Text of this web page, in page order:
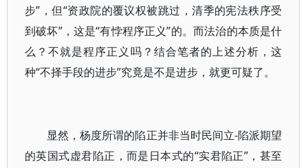
步”，但“资政院的覆议权被跳过，清季的宪法秩序受
到破坏”，这是“有悖程序正义”的。而法治的本质是什
么？不就是程序正义吗？结合笔者的上述分析，这
种“不择手段的进步”究竟是不是进步，就更可疑了。
显然，杨度所谓的陷正并非当时民间立-陷派期望
的英国式虚君陷正，而是日本式的“实君陷正”，甚至